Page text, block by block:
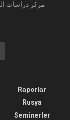
مركز دراسات
Raporlar
Rusya
Seminerler